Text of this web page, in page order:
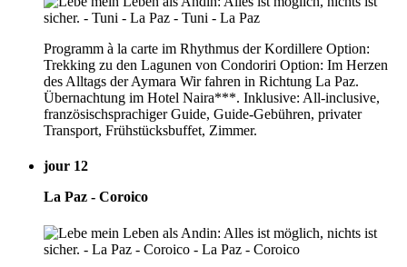
Programm à la carte im Rhythmus der Kordillere Option:
Trekking zu den Lagunen von Condoriri Option: Im Herzen
des Alltags der Aymara Wir fahren in Richtung La Paz.
Übernachtung im Hotel Naira***. Inklusive: All-inclusive,
französischsprachiger Guide, Guide-Gebühren, privater
Transport, Frühstücksbuffet, Zimmer.
jour 12
La Paz - Coroico